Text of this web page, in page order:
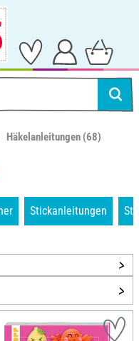
Häkelanleitungen (68)
Stickanleitungen